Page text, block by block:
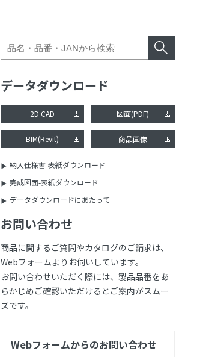
データダウンロード
2D CAD 図面(PDF)
BIM(Revit) 商品画像
納入仕様書-表紙ダウンロード
完成図面-表紙ダウンロード
データダウンロードにあたって
お問い合わせ
商品に関するご質問やカタログのご請求は、
Webフォームよりお伺いしています。
お問い合わせいただく際には、製品品番をあ
らかじめご確認いただけるとご案内がスムー
ズです。
Webフォームからのお問い合わせ